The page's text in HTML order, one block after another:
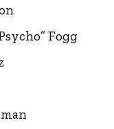
Fogg